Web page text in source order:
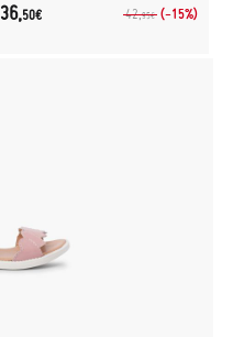
42,95€ (-15%)
36,50€